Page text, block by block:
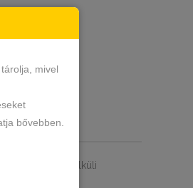
és merevítő nélküli
mivel
bővebben.